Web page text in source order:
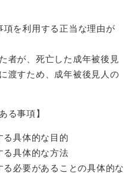
を利用する正当な理由が
者が、死亡した成年被後見
渡すため、成年被後見人の
る事項】
る具体的な目的
る具体的な方法
る必要があることの具体的な